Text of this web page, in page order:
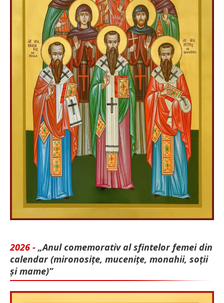
2026 - „Anul comemorativ al sfintelor femei din
calendar (mironosițe, mu­cenițe, monahii, soții
și mame)”